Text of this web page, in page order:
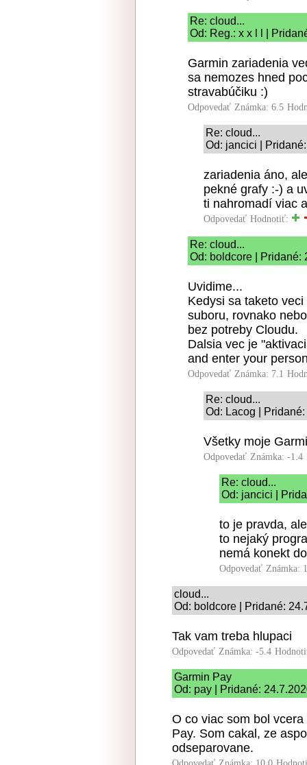
Re: cloud...
Od: Reg.: x x l l |
Garmin zariadenia
sa nemozes hned
stravabúčiku :)
Odpovedať Známka: 6.5
Re: cloud...
Od: jancici |
zariadenia áno,
pekné grafy :-) a
ti nahromadí viac
Odpovedať Hodnotiť:
Re: cloud...
Od: boldcore | Pridané:
Uvidime...
Kedysi sa taketo
suboru, rovnako
bez potreby Cloudu.
Dalsia vec je
and enter your
Odpovedať Známka: 7.1
Re: cloud...
Od: Lacog |
Všetky moje
Odpovedať Známka: -1.4
Re: cloud...
Od: jancici |
to je pravda,
to nejaký
nemá konekt
Odpovedať Známka:
cloud...
Od: boldcore | Pridané:
Tak vam treba hlupaci
Odpovedať Známka: -5.4
Garmin Pay
Od: pay | Pridané:
O co viac som bol
Pay. Som cakal, ze
odseparovane.